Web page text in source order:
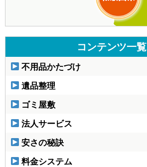
コンテンツ一覧
不用品かたづけ
遺品整理
ゴミ屋敷
法人サービス
安さの秘訣
料金システム